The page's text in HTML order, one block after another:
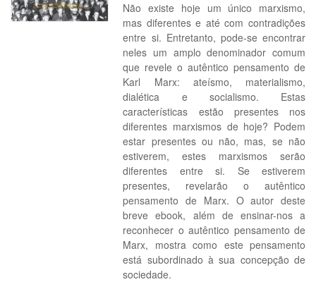
Não existe hoje um único marxismo,
mas diferentes e até com contradições
entre si. Entretanto, pode-se encontrar
neles um amplo denominador comum
que revele o autêntico pensamento de
Karl Marx: ateísmo, materialismo,
dialética e socialismo. Estas
características estão presentes nos
diferentes marxismos de hoje? Podem
estar presentes ou não, mas, se não
estiverem, estes marxismos serão
diferentes entre si. Se estiverem
presentes, revelarão o autêntico
pensamento de Marx. O autor deste
breve ebook, além de ensinar-nos a
reconhecer o autêntico pensamento de
Marx, mostra como este pensamento
está subordinado à sua concepção de
sociedade.